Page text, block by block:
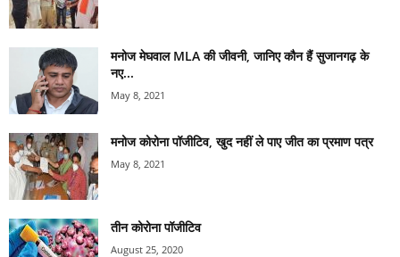
मनोज मेघवाल MLA की जीवनी, जानिए कौन हैं सुजानगढ़ के
नए...
May 8, 2021
मनोज कोरोना पॉजीटिव, खुद नहीं ले पाए जीत का प्रमाण पत्र
May 8, 2021
तीन कोरोना पॉजीटिव
August 25, 2020